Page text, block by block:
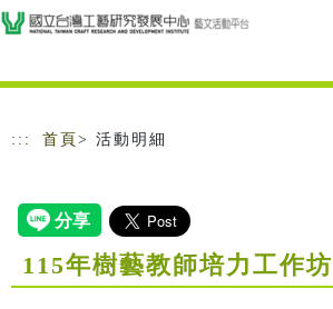
跳到主要內容
網站導覽
::: 首頁 > 活動明細
115年樹藝教師培力工作坊